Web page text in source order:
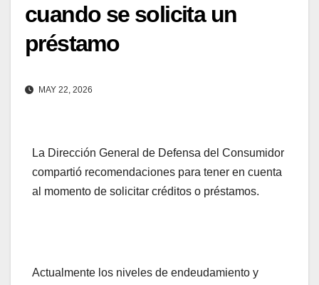
cuando se solicita un
préstamo
MAY 22, 2026
La Dirección General de Defensa del Consumidor
compartió recomendaciones para tener en cuenta
al momento de solicitar créditos o préstamos.
Actualmente los niveles de endeudamiento y